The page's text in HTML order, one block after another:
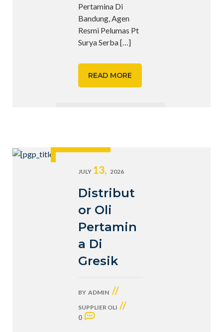
Pertamina Di
Bandung, Agen
Resmi Pelumas Pt
Surya Serba[…]
READ MORE
JULY 13, 2026
Distribut
or Oli
Pertamin
a Di
Gresik
BY ADMIN //
SUPPLIER OLI //
0